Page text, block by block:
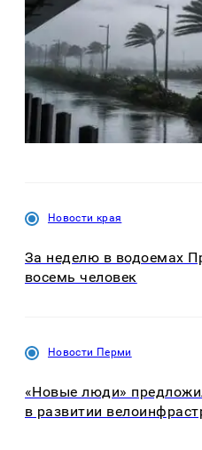
Новости края
За неделю в водоемах
восемь человек
Новости Перми
«Новые люди»
в развитии